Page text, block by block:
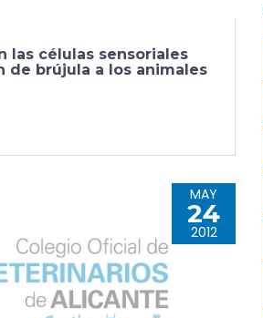
las células sensoriales
de brújula a los animales
MAY
24
2012